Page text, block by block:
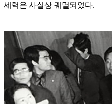
세력은 사실상 궤멸되었다.